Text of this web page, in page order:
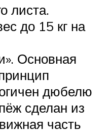
листа.
до 15 кг на
Основная
дюбелю
сделан из
часть